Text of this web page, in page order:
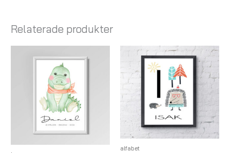
Relaterade produkter
79,00 kr
199,00 kr
alfabet
Prisintervall:
119,00 kr
till
179,00 kr